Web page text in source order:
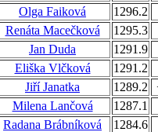
Olga Faiková
1296.2
Renáta Macečková
1295.3
Jan Duda
1291.9
Eliška Vlčková
1291.2
Jiří Janatka 1289.2
Milena Lančová
1287.1
Radana Brábníková
1284.6